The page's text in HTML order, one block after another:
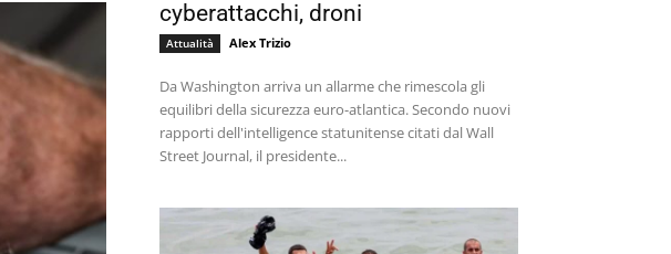
cyberattacchi, droni
Attualità Alex Trizio
Da Washington arriva un allarme che rimescola gli
equilibri della sicurezza euro-atlantica. Secondo nuovi
rapporti dell'intelligence statunitense citati dal Wall
Street Journal, il presidente...